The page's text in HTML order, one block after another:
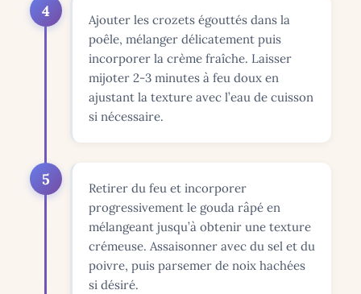
4
Ajouter les crozets égouttés dans la
poêle, mélanger délicatement puis
incorporer la crème fraîche. Laisser
mijoter 2-3 minutes à feu doux en
ajustant la texture avec l’eau de cuisson
si nécessaire.
5
Retirer du feu et incorporer
progressivement le gouda râpé en
mélangeant jusqu’à obtenir une texture
crémeuse. Assaisonner avec du sel et du
poivre, puis parsemer de noix hachées
si désiré.